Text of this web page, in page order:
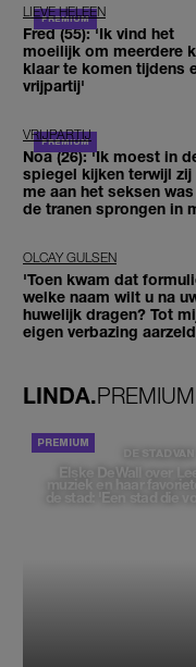
LIEVE HELEEN
Fred (55): 'Ik vind het
moeilijk om meerdere
klaar te komen tijdens
vrijpartij'
VRIJPARTIJ
Noa (26): 'Ik moest in
spiegel kijken terwijl zij
me aan het seksen
de tranen sprongen in
OLCAY GULSEN
'Toen kwam dat
welke naam wilt u na
huwelijk dragen? Tot
eigen verbazing
LINDA.PREMIUM
DE STAD VAN
Elske DeWall over
muziek en haar
de stad: 'Een stad die